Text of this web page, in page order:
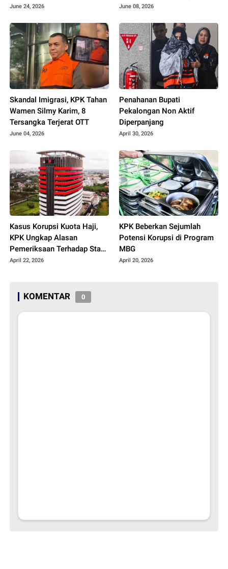
June 24, 2026
Sonjaya Menyeret Nama
June 08, 2026
Skandal Imigrasi, KPK Tahan
Wamen Silmy Karim, 8
Tersangka Terjerat OTT
June 04, 2026
Penahanan Bupati
Pekalongan Non Aktif
Diperpanjang
April 30, 2026
Kasus Korupsi Kuota Haji,
KPK Ungkap Alasan
Pemeriksaan Terhadap Staf
PBNU
April 22, 2026
KPK Beberkan Sejumlah
Potensi Korupsi di Program
MBG
April 20, 2026
KOMENTAR 0